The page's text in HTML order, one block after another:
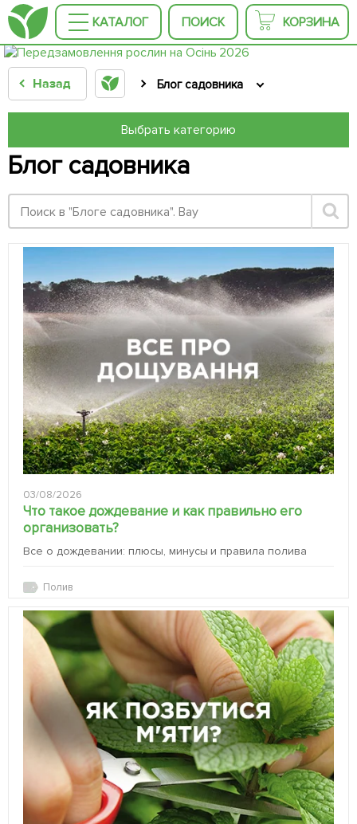
КАТАЛОГ ПОИСК КОРЗИНА
Назад Блог садовника
Выбрать категорию
Блог садовника
03/08/2026
Что такое дождевание и как правильно его
организовать?
Все о дождевании: плюсы, минусы и правила полива
Полив